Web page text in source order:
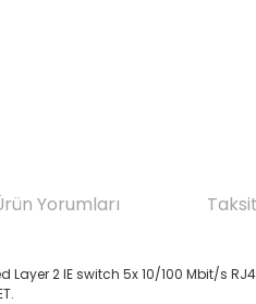
Yorumları
Layer 2 IE switch 5x 10/100 Mbit/s